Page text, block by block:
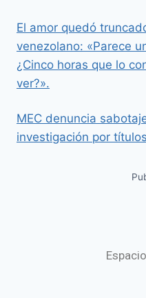
El amor quedó
venezolano: «Parece
¿Cinco horas que lo
ver?».
MEC denuncia
investigación por